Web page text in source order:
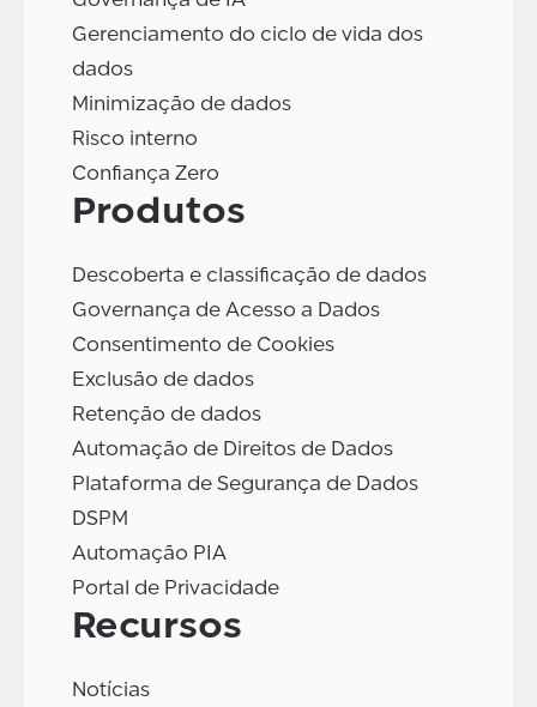
Gerenciamento do ciclo de vida dos
dados
Minimização de dados
Risco interno
Confiança Zero
Produtos
Descoberta e classificação de dados
Governança de Acesso a Dados
Consentimento de Cookies
Exclusão de dados
Retenção de dados
Automação de Direitos de Dados
Plataforma de Segurança de Dados
DSPM
Automação PIA
Portal de Privacidade
Recursos
Notícias